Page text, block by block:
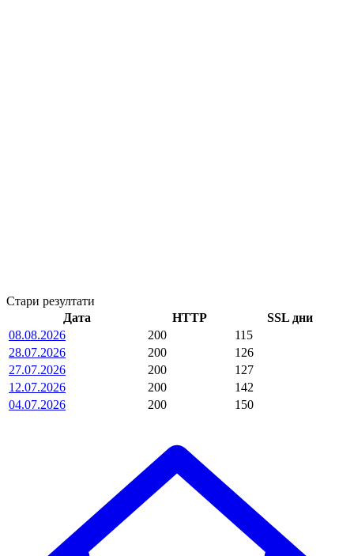
Стари резултати
Дата
HTTP
SSL дни
08.08.2026
200
115
28.07.2026
200
126
27.07.2026
200
127
12.07.2026
200
142
04.07.2026
200 150